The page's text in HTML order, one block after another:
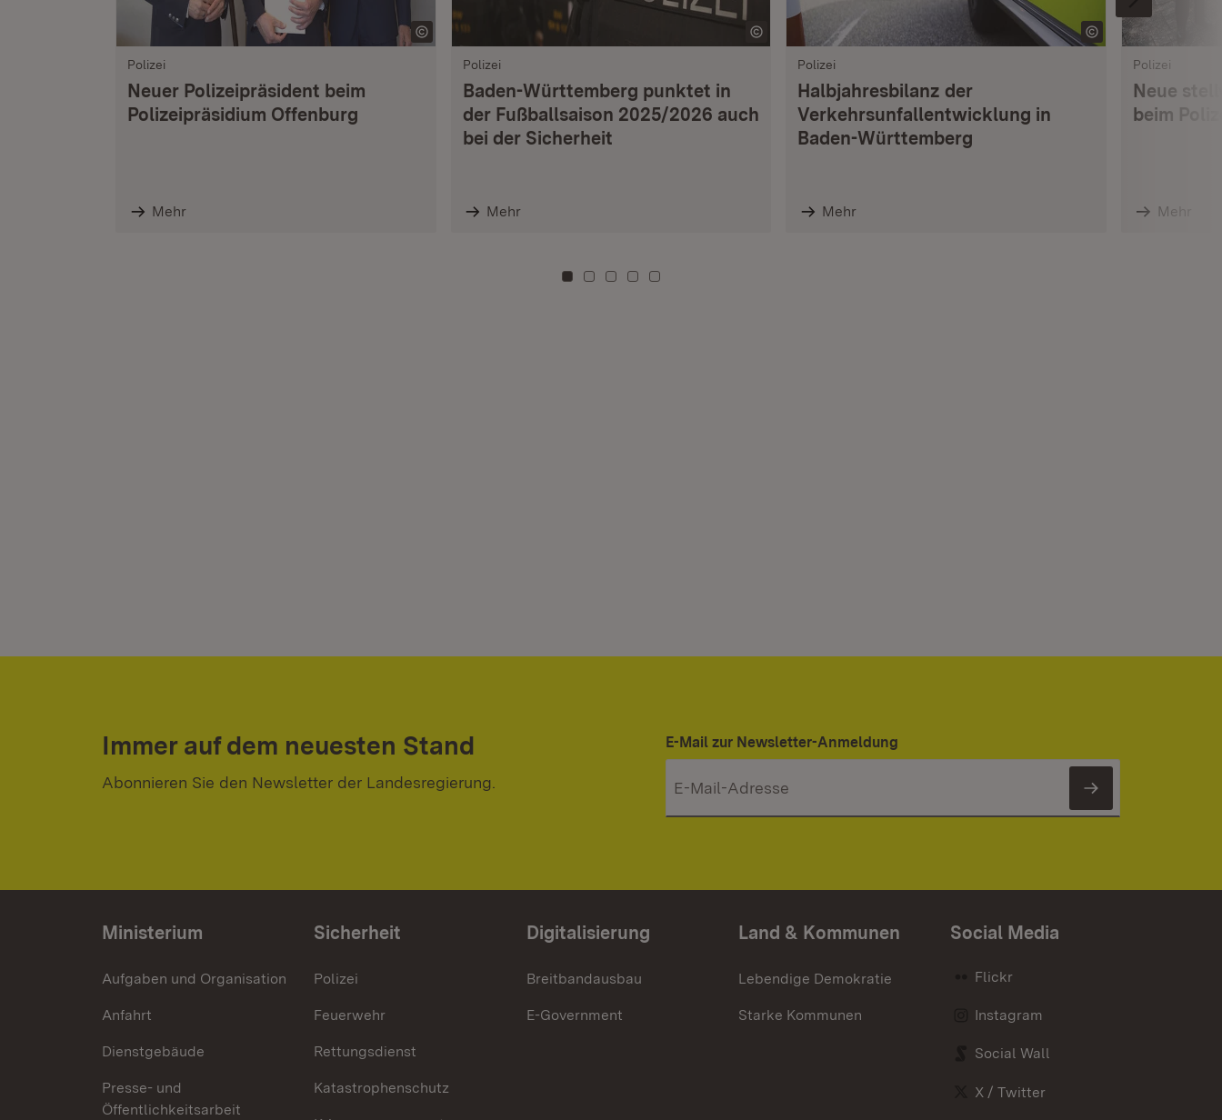
Polizei
Neuer Polizeipräsident beim
Polizeipräsidium Offenburg
Mehr
Polizei
Baden-Württemberg punktet in
der Fußballsaison 2025/2026 auch
bei der Sicherheit
Mehr
Polizei
Halbjahresbilanz der
Verkehrsunfallentwicklung in
Baden-Württemberg
Mehr
Polizei
Neue
beim
Mehr
Zu Kachel: 0
Zu Kachel: 3
Zu Kachel: 6
Zu Kachel: 9
Zu Kachel: 12
Immer auf dem neuesten Stand
Abonnieren Sie den Newsletter der Landesregierung.
E-Mail zur Newsletter-Anmeldung
Newsletter
Ministerium
Aufgaben und Organisation
Anfahrt
Dienstgebäude
Presse- und
Öffentlichkeitsarbeit
Sicherheit
Polizei
Feuerwehr
Rettungsdienst
Katastrophenschutz
Digitalisierung
Breitbandausbau
E-Government
Land & Kommunen
Lebendige Demokratie
Starke Kommunen
Social Media
Flickr
Instagram
Social Wall
X / Twitter